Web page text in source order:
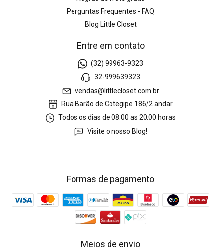
Perguntas Frequentes - FAQ
Blog Little Closet
Entre em contato
(32) 99963-9323
32-999639323
vendas@littlecloset.com.br
Rua Barão de Cotegipe 186/2 andar
Todos os dias de 08:00 as 20:00 horas
Visite o nosso Blog!
Formas de pagamento
Meios de envio